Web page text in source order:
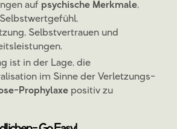
auf psychische Merkmale,
Selbstvertrauen und
ist in der Lage, die
im Sinne der Verletzungs-
Prophylaxepositiv zu